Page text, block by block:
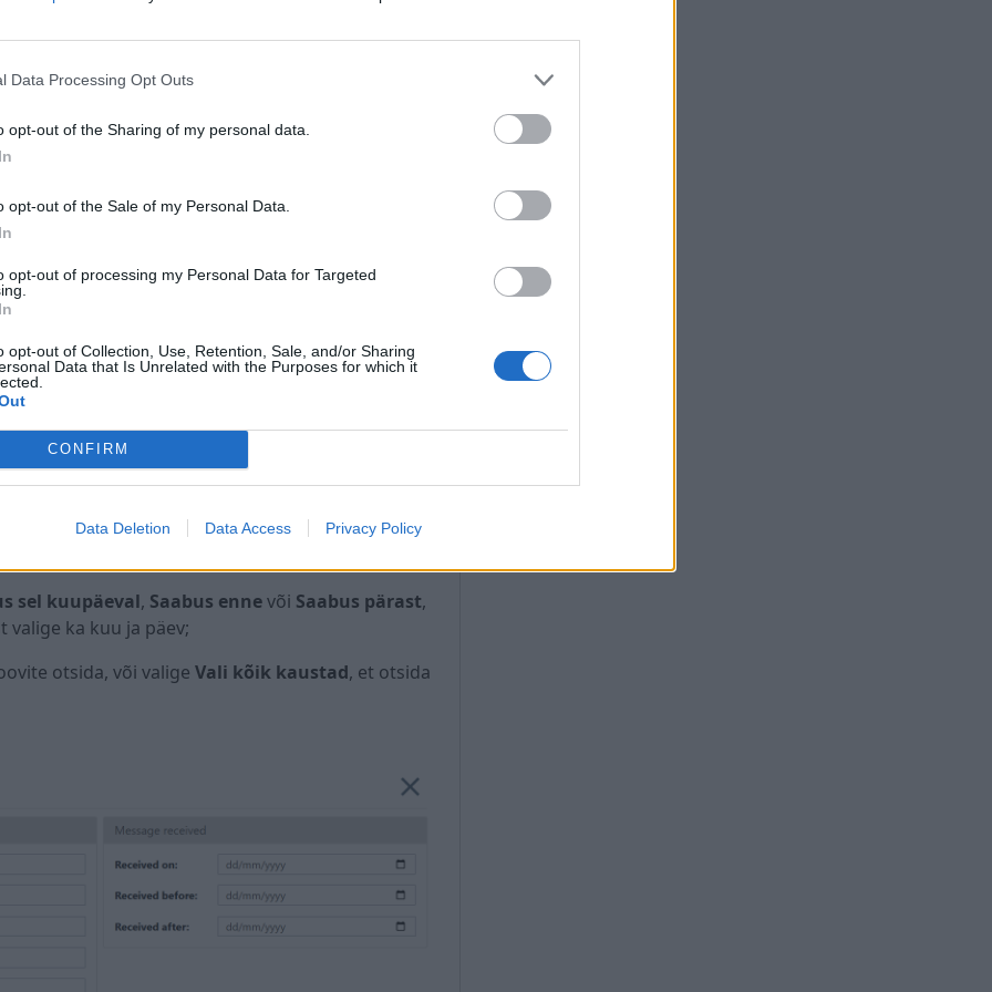
Data Processing Opt Outs
opt-out of the Sharing of my personal data.
opt-out of the Sale of my Personal Data.
opt-out of processing my Personal Data for Targeted
opt-out of Collection, Use, Retention, Sale, and/or Sharing
Data that Is Unrelated with the Purposes for which it
CONFIRM
Data Deletion Data Access Privacy Policy
sõnumid(vaikimisi otsitakse nii uusi kui vanu
otsida, või valigeVali kõik kaustad, et otsida
järgi:
sel kuupäeval, Saabus ennevõi Saabus pärast,
valige ka kuu ja päev;
otsida, või valige Vali kõik kaustad, et otsida